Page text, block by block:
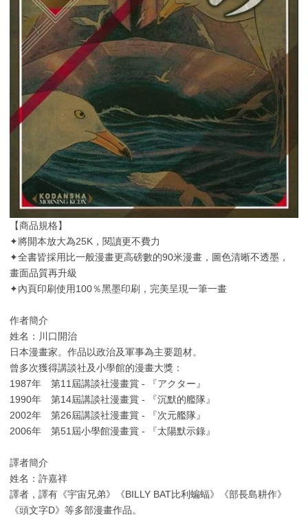
【商品規格】
✦將開本放大為25K，閱讀更不費力
✦全書皆採用比一般漫畫更高磅數的90米漫畫，圖色清晰不透墨，
畫面品質再升級
✦內頁印刷使用100％黑墨印刷，完美呈現一筆一畫
作者簡介
姓名：川口開治
日本漫畫家。作品以政治及軍事為主要題材。
曾多次獲得講談社及小學館的漫畫大獎：
1987年 第11屆講談社漫畫賞 - 『アクター』
1990年 第14屆講談社漫畫賞 - 『沉默的艦隊』
2002年 第26屆講談社漫畫賞 - 『次元艦隊』
2006年 第51屆小學館漫畫賞 - 『太陽默示錄』
譯者簡介
姓名：許嘉祥
譯者，譯有《宇宙兄弟》《BILLY BAT比利蝙蝠》《部長島耕作》
《頭文字D》等多部漫畫作品。